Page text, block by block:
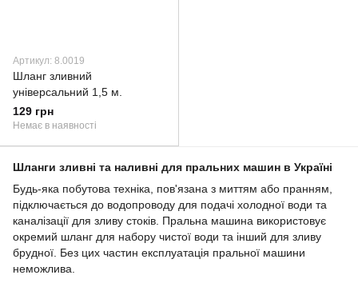
Артикул: 8.0019
Шланг зливний
універсальний 1,5 м.
129 грн
Немає в наявності
Шланги зливні та наливні для пральних машин в Україні
Будь-яка побутова техніка, пов'язана з миттям або пранням,
підключається до водопроводу для подачі холодної води та
каналізації для зливу стоків. Пральна машина використовує
окремий шланг для набору чистої води та інший для зливу
брудної. Без цих частин експлуатація пральної машини
неможлива.